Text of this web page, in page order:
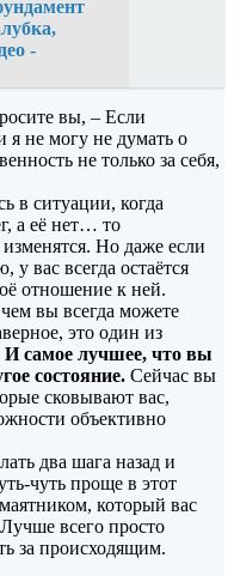
-
вы, – Если
я не могу не думать о
не только за себя,
в ситуации, когда
а её нет… то
изменятся. Но даже если
вас всегда остаётся
отношение к ней.
вы всегда можете
это один из
И самое лучшее, что вы
состояние. Сейчас вы
сковывают вас,
объективно
два шага назад и
чуть проще в этот
который вас
всего просто
за происходящим.